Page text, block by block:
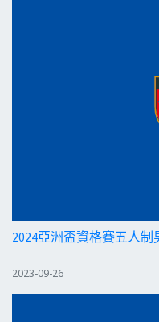
2024亞洲盃資格賽五人
2023-09-26